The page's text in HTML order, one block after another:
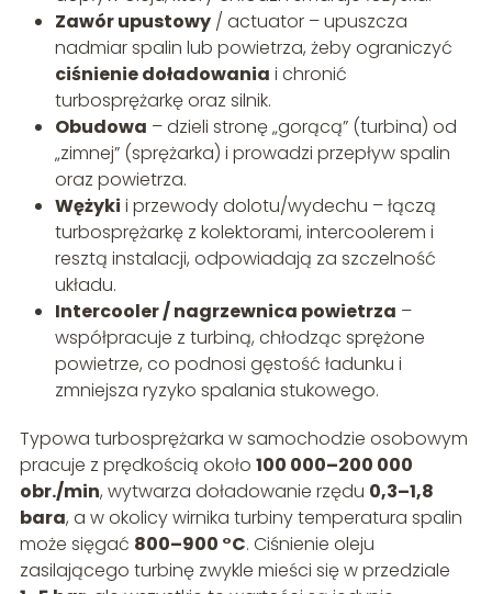
Zawór upustowy/ actuator – upuszcza
nadmiar spalin lub powietrza, żeby ograniczyć
ciśnienie doładowania i chronić
turbosprężarkę oraz silnik.
Obudowa – dzieli stronę „gorącą” (turbina) od
„zimnej” (sprężarka) i prowadzi przepływ spalin
oraz powietrza.
Wężyki i przewody dolotu/wydechu – łączą
turbosprężarkę z kolektorami, intercoolerem i
resztą instalacji, odpowiadają za szczelność
układu.
Intercooler / nagrzewnica powietrza –
współpracuje z turbiną, chłodząc sprężone
powietrze, co podnosi gęstość ładunku i
zmniejsza ryzyko spalania stukowego.
Typowa turbosprężarka w samochodzie osobowym
pracuje z prędkością około 100 000–200 000
obr./min, wytwarza doładowanie rzędu 0,3–1,8
bara, a w okolicy wirnika turbiny temperatura spalin
może sięgać 800–900 °C. Ciśnienie oleju
zasilającego turbinę zwykle mieści się w przedziale